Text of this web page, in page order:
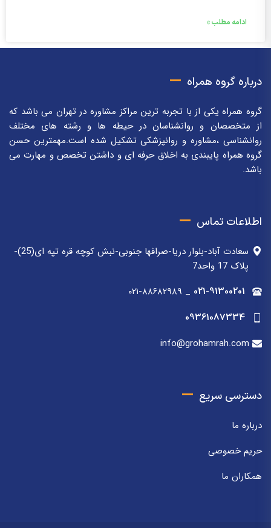
ادامه مطلب »
درباره گروه همراه
گروه همراه یکی از با تجربه ترین مراکز مشاوره در تهران می باشد که
از متخصصان و روانشناسان در حیطه ها و رشته های مختلف
روانشناسی ،مشاوره و روانپزشکی تشکیل شده است.مهمترین حسن
گروه همراه پایبندی به اخلاق حرفه ای و داشتن تخصص و مهارت می
باشد.
اطلاعات تماس
سعادت آباد-بلوار دریا-صرافها جنوبی-نبش کوچه قره تپه ای(25)-
پلاک 17 واحد7
021-91300201
_ ۰۲۱-۸۸۶۸۲۹۸۹
09361087334
info@grohamrah.com
دسترسی سریع
درباره ما
حریم خصوصی
همکاران ما